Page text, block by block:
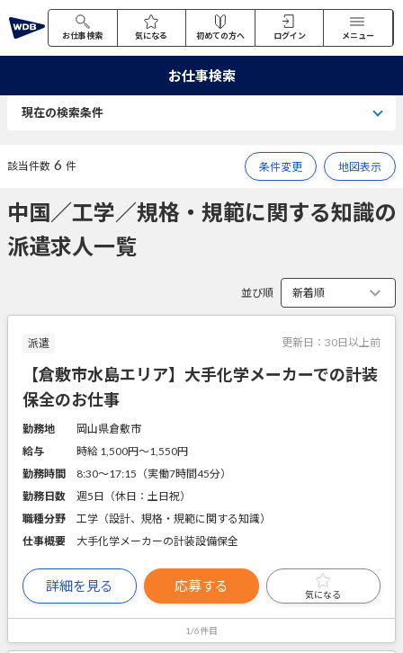
お仕事検索 気になる 初めての方へ ログイン メニュー
お仕事検索
現在の検索条件
該当件数 6 件 条件変更 地図表示
中国／工学／規格・規範に関する知識の
派遣求人一覧
並び順
派遣 更新日： 30日以上前
【倉敷市水島エリア】大手化学メーカーでの計装
保全のお仕事
勤務地
岡山県倉敷市
給与
時給 1,500円〜1,550円
勤務時間
8:30～17:15（実働7時間45分）
勤務日数
週5日（休日：土日祝）
職種分野
工学（設計、規格・規範に関する知識）
仕事概要
大手化学メーカーの計装設備保全
詳細を見る 応募する
気になる
1/6件目